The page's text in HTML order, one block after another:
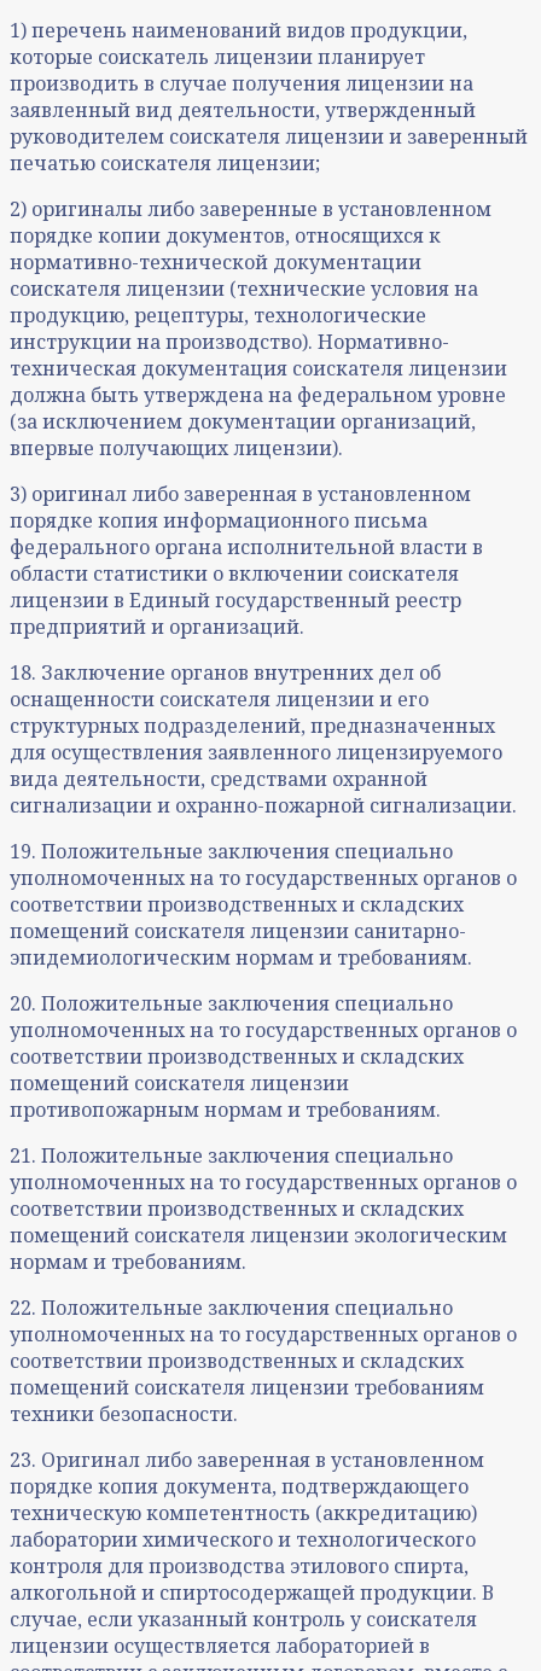
1) перечень наименований видов продукции,
которые соискатель лицензии планирует
производить в случае получения лицензии на
заявленный вид деятельности, утвержденный
руководителем соискателя лицензии и заверенный
печатью соискателя лицензии;
2) оригиналы либо заверенные в установленном
порядке копии документов, относящихся к
нормативно-технической документации
соискателя лицензии (технические условия на
продукцию, рецептуры, технологические
инструкции на производство). Нормативно-
техническая документация соискателя лицензии
должна быть утверждена на федеральном уровне
(за исключением документации организаций,
впервые получающих лицензии).
3) оригинал либо заверенная в установленном
порядке копия информационного письма
федерального органа исполнительной власти в
области статистики о включении соискателя
лицензии в Единый государственный реестр
предприятий и организаций.
18. Заключение органов внутренних дел об
оснащенности соискателя лицензии и его
структурных подразделений, предназначенных
для осуществления заявленного лицензируемого
вида деятельности, средствами охранной
сигнализации и охранно-пожарной сигнализации.
19. Положительные заключения специально
уполномоченных на то государственных органов о
соответствии производственных и складских
помещений соискателя лицензии санитарно-
эпидемиологическим нормам и требованиям.
20. Положительные заключения специально
уполномоченных на то государственных органов о
соответствии производственных и складских
помещений соискателя лицензии
противопожарным нормам и требованиям.
21. Положительные заключения специально
уполномоченных на то государственных органов о
соответствии производственных и складских
помещений соискателя лицензии экологическим
нормам и требованиям.
22. Положительные заключения специально
уполномоченных на то государственных органов о
соответствии производственных и складских
помещений соискателя лицензии требованиям
техники безопасности.
23. Оригинал либо заверенная в установленном
порядке копия документа, подтверждающего
техническую компетентность (аккредитацию)
лаборатории химического и технологического
контроля для производства этилового спирта,
алкогольной и спиртосодержащей продукции. В
случае, если указанный контроль у соискателя
лицензии осуществляется лабораторией в